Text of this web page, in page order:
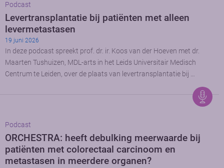
Podcast
Levertransplantatie bij patiënten met alleen
levermetastasen
19 juni 2026
In deze podcast spreekt prof. dr. ir. Koos van der Hoeven met dr.
Maarten Tushuizen, MDL-arts in het Leids Universitair Medisch
Centrum te Leiden, over de plaats van levertransplantatie bij …
Podcast
ORCHESTRA: heeft debulking meerwaarde bij
patiënten met colorectaal carcinoom en
metastasen in meerdere organen?